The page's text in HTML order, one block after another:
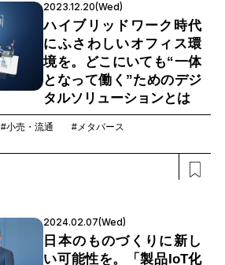
2023.12.20(Wed)
ハイブリッドワーク時代
にふさわしいオフィス環
境を。どこにいても“一体
となって働く”ためのデジ
タルソリューションとは
#小売・流通
#メタバース
2024.02.07(Wed)
日本のものづくりに新し
い可能性を。「製品IoT化